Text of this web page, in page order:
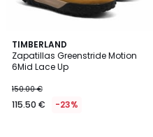
TIMBERLAND
Zapatillas Greenstride Motion
6Mid Lace Up
150.00 €
115.50 € -23%
4,8
/ 5